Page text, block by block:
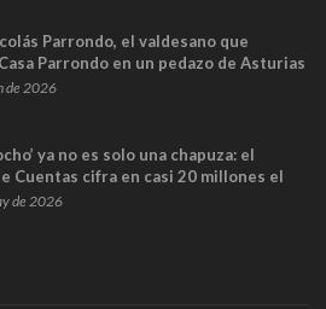
Parrondo, el valdesano que
Parrondo en un pedazo de Asturias
de 2026
ya no es solo una chapuza: el
Cuentas cifra en casi 20 millones el
de los trenes que no cabían por los
de 2026